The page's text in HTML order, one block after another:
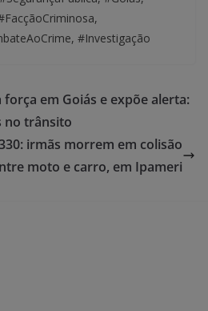
#Investigação
em Goiás e expõe alerta:
no trânsito
irmãs morrem em colisão
moto e carro, em Ipameri